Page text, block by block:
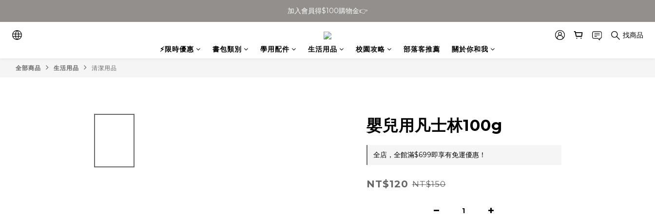
全館滿$699免運
加入會員得$100購物金👉
全館滿$699免運
找商品
⚡限時優惠
書包類別 學用配件 生活用品 校園攻略 部落客推薦 關於你和我
全部商品 生活用品 清潔用品
嬰兒用凡士林100g
全店，全館滿$699即享有免運優惠！
NT$120 NT$150